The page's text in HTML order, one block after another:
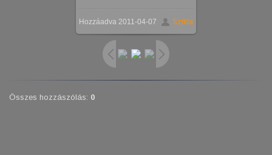
Hozzáadva 2011-04-07 Szikla
Összes hozzászólás: 0